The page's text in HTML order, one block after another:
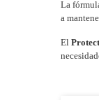
La
a
El